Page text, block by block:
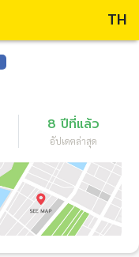
TH
8 ปีที่แล้ว
อัปเดตล่าสุด